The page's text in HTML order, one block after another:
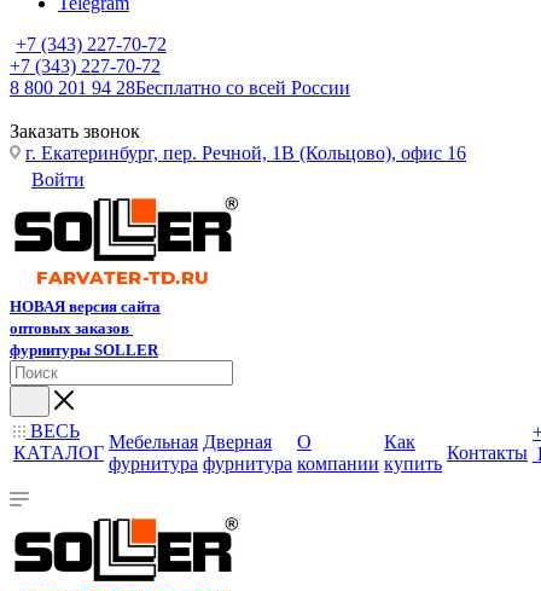
+7 (343) 227-70-72
+7 (343) 227-70-72
8 800 201 94 28Бесплатно со всей России
Заказать звонок
г. Екатеринбург, пер. Речной, 1В (Кольцово), офис 16
Войти
НОВАЯ версия сайта
оптовых заказов
фурнитуры SOLLER
ВЕСЬ
КАТАЛОГ
Мебельная
фурнитура
Дверная
фурнитура
О
компании
Как
купить
Контакты